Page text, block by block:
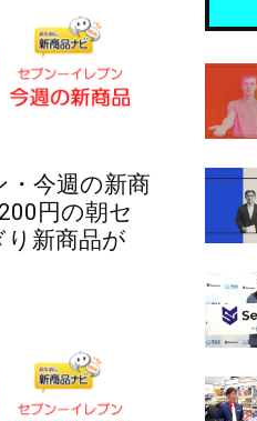
・今週の新商
円の朝セ
り新商品が